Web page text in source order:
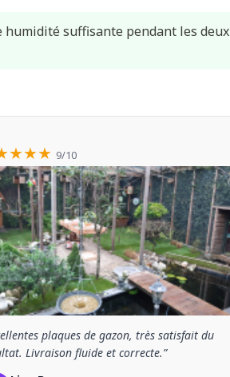
suffisante pendant les deux
9/10
plaques de gazon, très satisfait du
Livraison fluide et correcte.”